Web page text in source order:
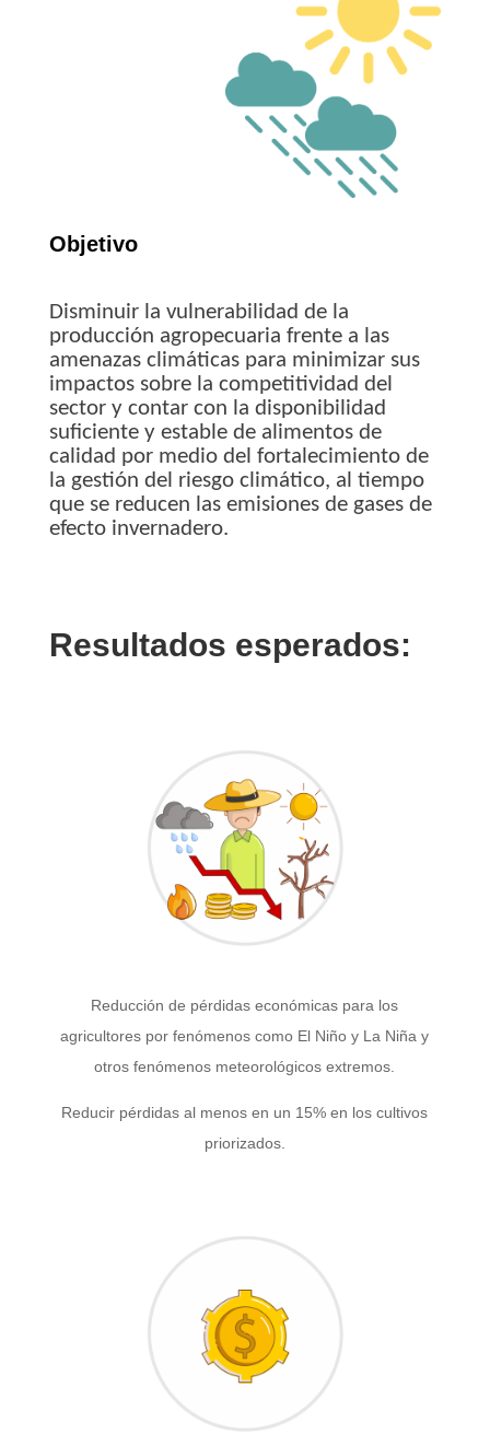
Objetivo
Disminuir la vulnerabilidad de la
producción agropecuaria frente a las
amenazas climáticas para minimizar sus
impactos sobre la competitividad del
sector y contar con la disponibilidad
suficiente y estable de alimentos de
calidad por medio del fortalecimiento de
la gestión del riesgo climático, al tiempo
que se reducen las emisiones de gases de
efecto invernadero.
Resultados esperados:
Reducción de pérdidas económicas para los
agricultores por fenómenos como El Niño y La Niña y
otros fenómenos meteorológicos extremos.
Reducir pérdidas al menos en un 15% en los cultivos
priorizados.